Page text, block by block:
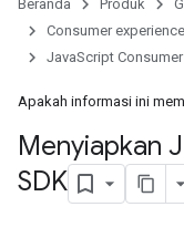
Beranda Produk
Consumer experience
JavaScript
Apakah informasi ini
Menyiapkan
SDK